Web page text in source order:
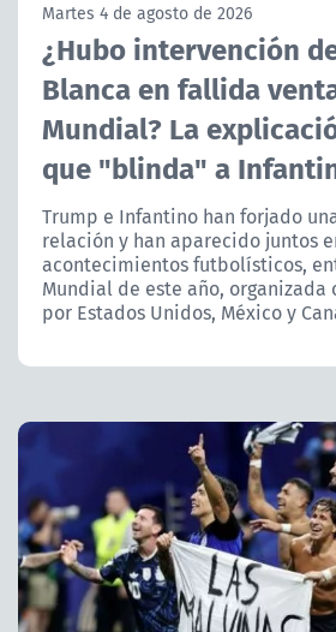
ACTUALIDAD Y TENDENCIAS
CORPORATIVO Y TRANSPARENCIA
CANAL DE DENUNCIAS
ÁREA DE PROYECTOS
Martes 4 de agosto de 2026
¿Hubo intervención
Blanca en fallida
Mundial? La
que "blinda" a
Trump e Infantino han forjado
relación y han aparecido juntos
acontecimientos futbolísticos,
Mundial de este año, organizada
por Estados Unidos, México y